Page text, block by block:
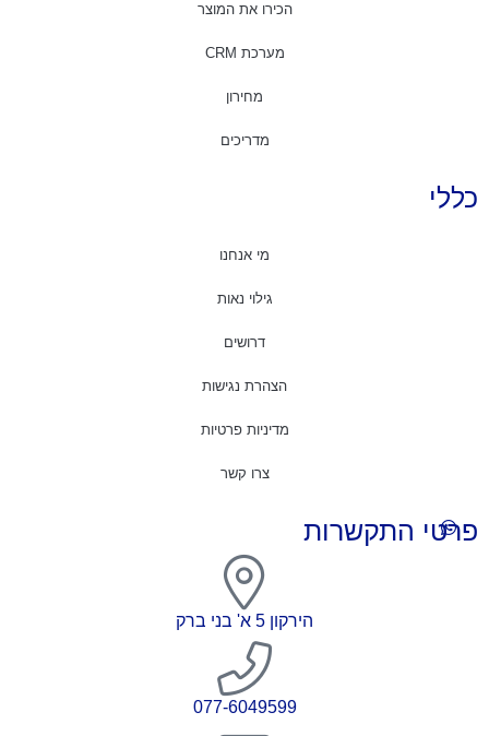
הכירו את המוצר
מערכת CRM
מחירון
מדריכים
כללי
מי אנחנו
גילוי נאות
דרושים
הצהרת נגישות
מדיניות פרטיות
צרו קשר
פרטי התקשרות
הירקון 5 א' בני ברק
077-6049599